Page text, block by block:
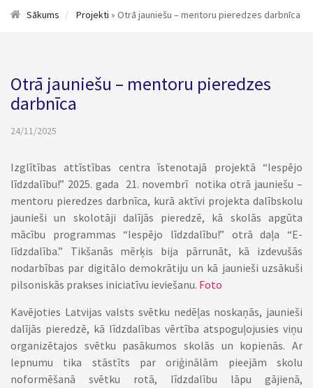
Sākums Projekti » Otrā jauniešu – mentoru pieredzes darbnīca
Otrā jauniešu – mentoru pieredzes
darbnīca
24/11/2025
Izglītības attīstības centra īstenotajā projektā “Iespējo
līdzdalību!” 2025. gada 21. novembrī notika otrā jauniešu –
mentoru pieredzes darbnīca, kurā aktīvi projekta dalībskolu
jaunieši un skolotāji dalījās pieredzē, kā skolās apgūta
mācību programmas “Iespējo līdzdalību!” otrā daļa “E-
līdzdalība.” Tikšanās mērķis bija pārrunāt, kā izdevušās
nodarbības par digitālo demokrātiju un kā jaunieši uzsākuši
pilsoniskās prakses iniciatīvu ieviešanu. Foto
Kavējoties Latvijas valsts svētku nedēļas noskaņās, jaunieši
dalījās pieredzē, kā līdzdalības vērtība atspoguļojusies viņu
organizētajos svētku pasākumos skolās un kopienās. Ar
lepnumu tika stāstīts par oriģinālām pieejām skolu
noformēšanā svētku rotā, līdzdalību lāpu gājienā,